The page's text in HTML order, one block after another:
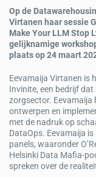
Op de
Virtanen haar sessie
Make Your LLM Stop
gelijknamige
plaats op 24 maart
Eevamaija Virtanen is
Invinite, een bedrijf
zorgsector. Eevamaija
ontwerpen en
met de nadruk op
DataOps. Eevamaija
panels, waaronder
Helsinki Data Mafia-
spreken over de